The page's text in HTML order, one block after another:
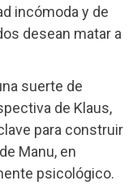
incómoda y de
desean matar a
suerte de
de Klaus,
para construir
Manu, en
psicológico.